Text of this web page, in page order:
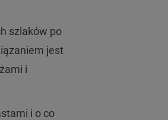
szlaków po
jest
żami i
i o co